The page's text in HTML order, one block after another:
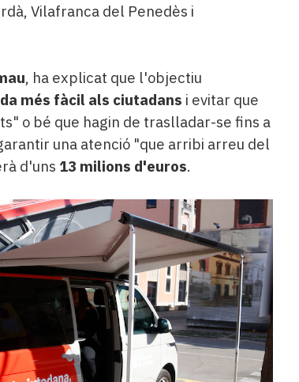
Vilafranca del Penedès i
, ha explicat que l'objectiu
més fàcil als ciutadans i evitar que
o bé que hagin de traslladar-se fins a
una atenció "que arribi arreu del
d'uns 13 milions d'euros.